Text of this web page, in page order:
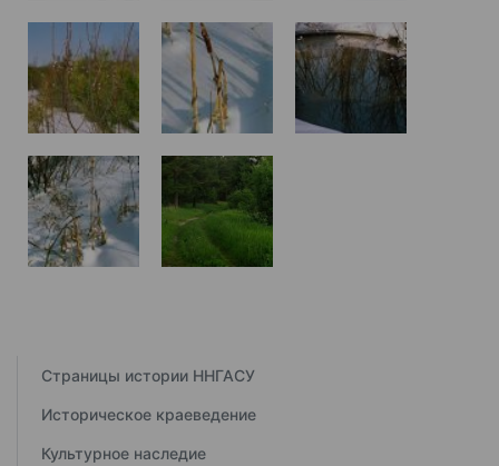
Страницы истории ННГАСУ
Историческое краеведение
Культурное наследие